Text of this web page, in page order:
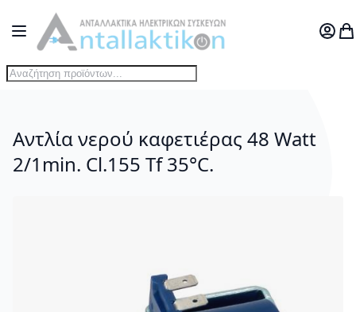
Μετάβαση στο περιεχόμενο
Toggle Nav
Ο
Αντλία νερού καφετιέρας 48 Watt
2/1min. Cl.155 Tf 35°C.